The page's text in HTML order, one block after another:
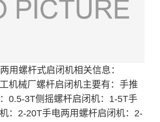
用螺杆式启闭机相关信息：
机械厂螺杆启闭机主要有：手推
0.5-3T侧摇螺杆启闭机：1-5T手
：2-20T手电两用螺杆启闭机：2-